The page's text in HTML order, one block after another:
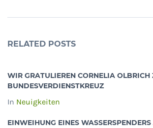
RELATED POSTS
WIR GRATULIEREN CORNELIA OLBRICH
BUNDESVERDIENSTKREUZ
In Neuigkeiten
EINWEIHUNG EINES